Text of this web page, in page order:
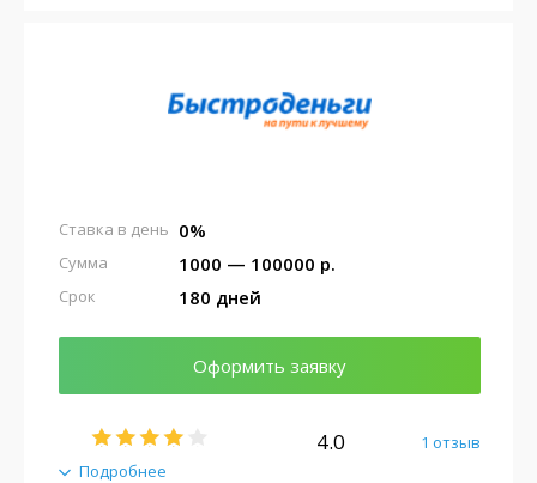
0%
Ставка в день
1000 — 100000 р.
Сумма
180 дней
Срок
Оформить заявку
Подробнее
4.0 1 отзыв